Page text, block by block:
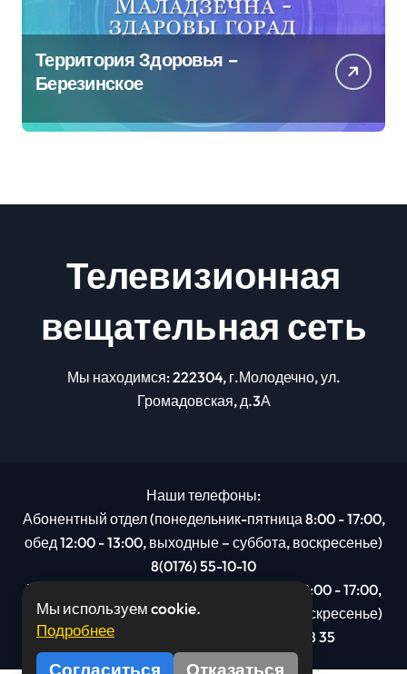
Территория Здоровья –
Березинское
Телевизионная
вещательная сеть
Мы находимся: 222304, г.Молодечно, ул.
Громадовская, д.3А
Наши телефоны:
Абонентный отдел (понедельник-пятница 8:00 - 17:00,
обед 12:00 - 13:00, выходные – суббота, воскресенье)
8(0176) 55-10-10
Рекламный отдел (понедельник-пятница 8:00 - 17:00,
обед 12:00 - 13:00, выходные – суббота, воскресенье)
8(0176): 54 95 80, МТС +375 29 201 78 35
Мы используем cookie.
Подробнее
Согласиться Отказаться